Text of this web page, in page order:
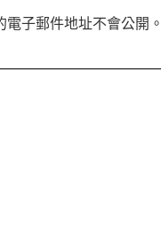
子郵件地址不會公開。